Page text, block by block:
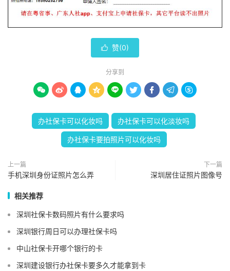
 赞(0)
分享到
        
办社保卡可以化妆吗 办社保卡可以化淡妆吗
办社保卡要拍照片可以化妆吗
上一篇
手机深圳身份证照片怎么弄
下一篇
深圳居住证照片图像号
相关推荐
深圳社保卡数码照片有什么要求吗
深圳银行周日可以办理社保卡吗
中山社保卡开哪个银行的卡
深圳建设银行办社保卡要多久才能拿到卡